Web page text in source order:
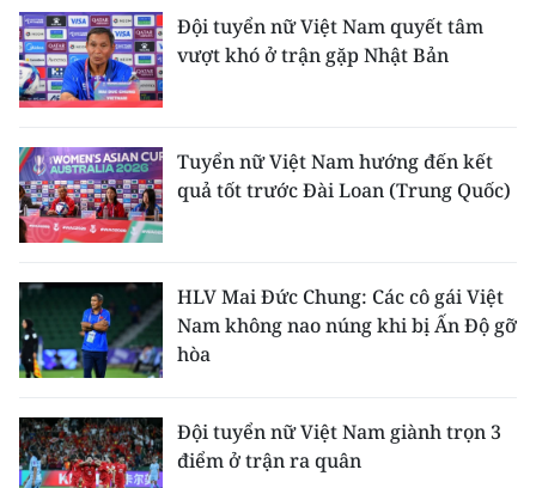
XÃ HỘI
PHÁP LUẬT
DU LỊCH
THẾ GIỚI
GIÁO DỤC
KHOA HỌC - CÔNG NGHỆ
Đội tuyển nữ Việt Nam quyết tâm
vượt khó ở trận gặp Nhật Bản
Tuyển nữ Việt Nam hướng đến kết
quả tốt trước Đài Loan (Trung Quốc)
HLV Mai Đức Chung: Các cô gái Việt
Nam không nao núng khi bị Ấn Độ gỡ
hòa
Đội tuyển nữ Việt Nam giành trọn 3
điểm ở trận ra quân